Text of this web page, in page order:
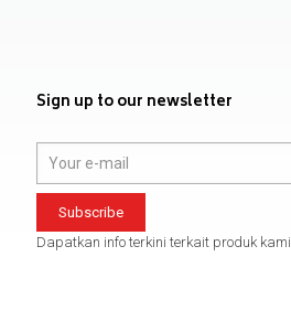
Sign up to our newsletter
Dapatkan info terkini terkait produk kami